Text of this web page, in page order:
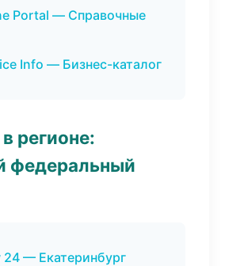
Portal — Справочные
Info — Бизнес-каталог
регионе:
федеральный
— Екатеринбург